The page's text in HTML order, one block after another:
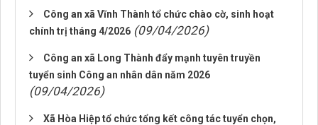
Công an xã Vĩnh Thành tổ chức chào cờ, sinh hoạt
chính trị tháng 4/2026 (09/04/2026)
Công an xã Long Thành đẩy mạnh tuyên truyền
tuyển sinh Công an nhân dân năm 2026
(09/04/2026)
Xã Hòa Hiệp tổ chức tổng kết công tác tuyển chọn,